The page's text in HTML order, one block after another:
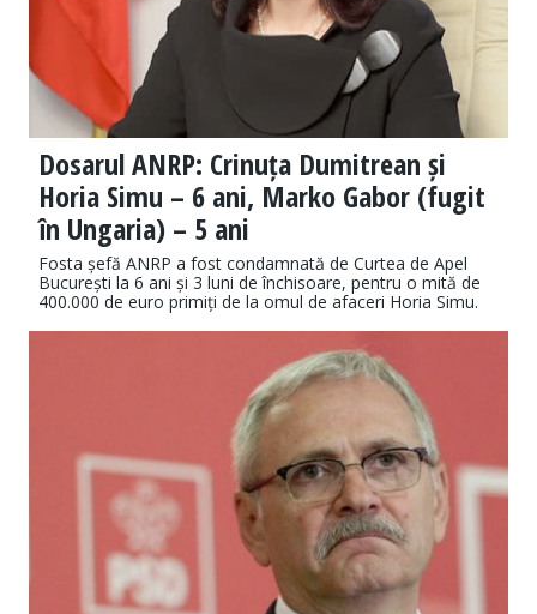
Dosarul ANRP: Crinuța Dumitrean și
Horia Simu – 6 ani, Marko Gabor (fugit
în Ungaria) – 5 ani
Fosta șefă ANRP a fost condamnată de Curtea de Apel
București la 6 ani și 3 luni de închisoare, pentru o mită de
400.000 de euro primiți de la omul de afaceri Horia Simu.